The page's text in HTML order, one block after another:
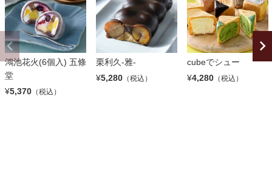
鴻池花火(6個入) 五條
堂
¥5,370 （税込）
栗利久-雅-
¥5,280 （税込）
cubeでシュー
¥4,280 （税込）